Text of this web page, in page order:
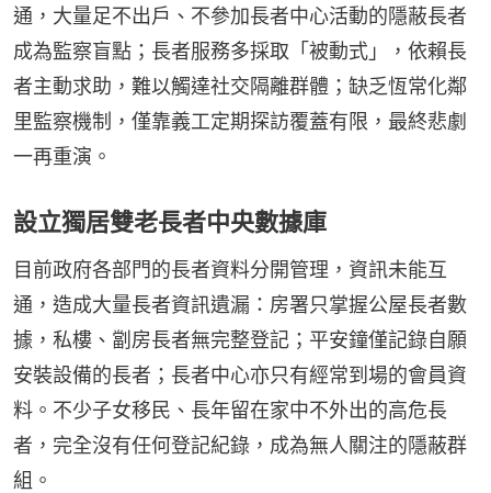
通，大量足不出戶、不參加長者中心活動的隱蔽長者
成為監察盲點；長者服務多採取「被動式」，依賴長
者主動求助，難以觸達社交隔離群體；缺乏恆常化鄰
里監察機制，僅靠義工定期探訪覆蓋有限，最終悲劇
一再重演。
設立獨居雙老長者中央數據庫
目前政府各部門的長者資料分開管理，資訊未能互
通，造成大量長者資訊遺漏：房署只掌握公屋長者數
據，私樓、劏房長者無完整登記；平安鐘僅記錄自願
安裝設備的長者；長者中心亦只有經常到場的會員資
料。不少子女移民、長年留在家中不外出的高危長
者，完全沒有任何登記紀錄，成為無人關注的隱蔽群
組。